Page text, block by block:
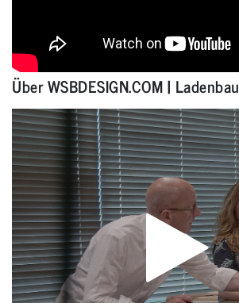
Über WSBDESIGN.COM | Ladenbau